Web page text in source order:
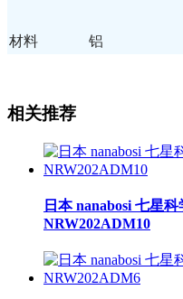
材料 铝
相关推荐
日本 nanabosi 七星
NRW202ADM10